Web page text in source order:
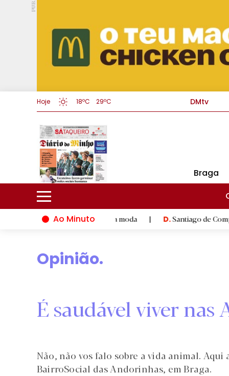
PUB.
Hoje 18ºC 29ºC DMtv
Braga
Ao Minuto
do mundo da moda D.Santiago de Compostela
Opinião.
É saudável viver
Não, não vos falo sobre a vida animal.
BairroSocial das Andorinhas, em Braga.